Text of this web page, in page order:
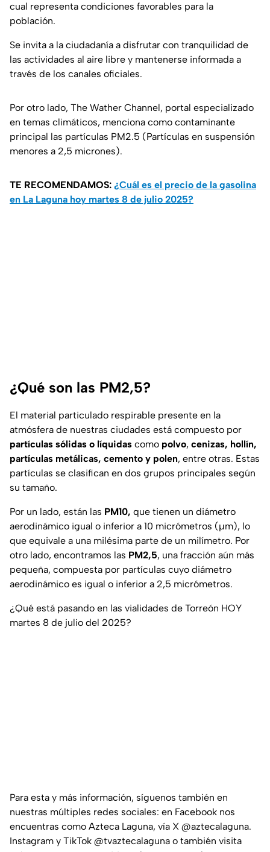
cual representa condiciones favorables para la
población.
Se invita a la ciudadanía a disfrutar con tranquilidad de
las actividades al aire libre y mantenerse informada a
través de los canales oficiales.
Por otro lado, The Wather Channel, portal especializado
en temas climáticos, menciona como contaminante
principal las partículas PM2.5 (Partículas en suspensión
menores a 2,5 micrones).
TE RECOMENDAMOS: ¿Cuál es el precio de la gasolina
en La Laguna hoy martes 8 de julio 2025?
¿Qué son las PM2,5?
El material particulado respirable presente en la
atmósfera de nuestras ciudades está compuesto por
partículas sólidas o líquidas como polvo, cenizas, hollín,
partículas metálicas, cemento y polen, entre otras. Estas
partículas se clasifican en dos grupos principales según
su tamaño.
Por un lado, están las PM10, que tienen un diámetro
aerodinámico igual o inferior a 10 micrómetros (µm), lo
que equivale a una milésima parte de un milímetro. Por
otro lado, encontramos las PM2,5, una fracción aún más
pequeña, compuesta por partículas cuyo diámetro
aerodinámico es igual o inferior a 2,5 micrómetros.
¿Qué está pasando en las vialidades de Torreón HOY
martes 8 de julio del 2025?
Para esta y más información, síguenos también en
nuestras múltiples redes sociales: en Facebook nos
encuentras como Azteca Laguna, vía X @aztecalaguna.
Instagram y TikTok @tvaztecalaguna o también visita